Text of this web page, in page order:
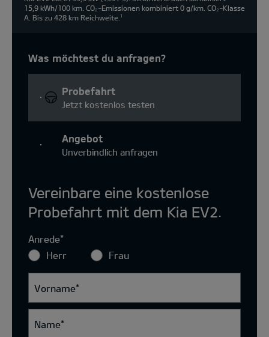
15,9 kWh/100 km. CO₂-Emissionen kombiniert 0 g/km. CO₂-Klasse
A. Bis zu 428 km Reichweite.
1
Was möchtest du anfragen?
Probefahrt
Jetzt kostenlos testen
Angebot
Unverbindlich anfragen
Vereinbare eine kostenlose
Probefahrt mit dem Kia EV2.
Anrede*
Herr
Frau
Vorname*
Name*